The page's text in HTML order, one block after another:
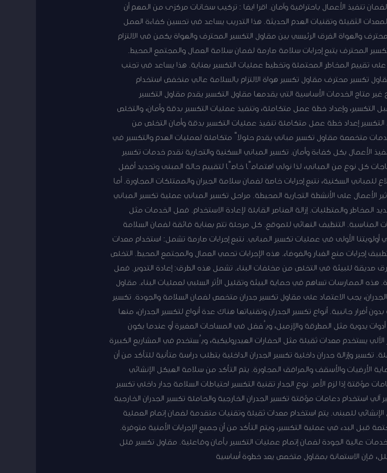
تنفيذ الأعمال باحترافية وآمان. اقرا ايضا : تركيب سخانات مركزى من المهم أن
الثقيلة وتقنيات الهدم الحديثة. هذا التدريب يساعد في تحسين كفاءة العمل
والهواة الفرق الرئيسي بين مقاول التكسير المحترف والهواة يكمن في الالتزام
المحترف يتبع إجراءات سلامة صارمة لضمان سلامة العمال والمجتمع المحيط.
تقييم المخاطر المحتملة وتخطيط عمليات التكسير بعناية. هذا يساعد في تجنب
مقاول تكسير محترف مقاول تكسير هواة الالتزام بالسلامة عالي منخفض استخدام
متاح الخدمات الأساسية التي يقدمها مقاول التكسير يقدم مقاول التكسير
وإعداد خطة عمل متكاملة، وتنفيذ عمليات التكسير بدقة وأمان، والتخلص
إعداد خطة عمل متكاملة تنفيذ عمليات التكسير بدقة وأمان التخلص من
متخصصة مقاول تكسير مباني يقدم حلولاً متكاملة لعمليات الهدم والتكسير في
الأعمال بكل كفاءة وأمان. تكسير المباني السكنية والتجارية نقدم خدمات تكسير
كل نوع من المباني، لذا نولي اهتمامًا خاصًا لتقييم حالة المبنى وتحديد أفضل
للمباني السكنية، نتبع إجراءات خاصة لضمان سلامة الجيران والممتلكات المجاورة. أما
الأعمال على الأنشطة التجارية المحيطة. مراحل تكسير المباني عملية تكسير المباني
والمتطلبات. إزالة العناصر القابلة لإعادة الاستخدام. فصل الخدمات مثل
المناسبة. التنظيف النهائي للموقع. كل مرحلة تتم بعناية فائقة لضمان السلامة
أولويتنا الأولى في عمليات تكسير المباني. نتبع إجراءات صارمة تشمل: استخدام معدات
إجراءات منع الغبار والضوضاء. هذه الإجراءات تحمي العمال والمجتمع المحيط. التخلص
صديقة للبيئة في التخلص من مخلفات البناء. تشمل هذه الطرق: إعادة التدوير. فصل
هذه الممارسات تساهم في حماية البيئة وتقليل الأثر السلبي لعمليات البناء. مقاول
يجب الاعتماد على مقاول تكسير جدران متخصص لضمان السلامة والجودة. تكسير
أضرار جانبية. أنواع تكسير الجدران وتقنياتها هناك عدة أنواع لتكسير الجدران، منها
أدوات يدوية مثل المطرقة والإزميل، ويُفضل في المساحات الصغيرة أو عندما يكون
يستخدم معدات ثقيلة مثل الحفارات الهيدروليكية، ويُستخدم في المشاريع الكبيرة
وإزالة جدران داخلية تكسير الجدران الداخلية يتطلب دراسة متأنية للتأكد من أن
الأرضيات والأسقف والمرافق المجاورة. يتم التأكد من سلامة الهيكل الإنشائي
مؤقتة إذا لزم الأمر. نوع الجدار تقنية التكسير احتياطات السلامة جدار داخلي تكسير
استخدام دعامات مؤقتة تكسير الجدران الخارجية والحاملة تكسير الجدران الخارجية
للمبنى. يتم استخدام معدات ثقيلة وتقنيات متقدمة لضمان إتمام العملية
قبل البدء في عملية التكسير، ويتم التأكد من أن جميع الإجراءات الأمنية متوفرة.
عالية الجودة لضمان إتمام عمليات التكسير بأمان وفاعلية. مقاول تكسير فلل
فإن الاستعانة بمقاول متخصص يعد خطوة أساسية